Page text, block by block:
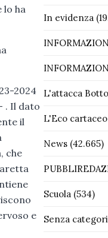
lo ha
2024
. Il dato
il
che
e
In evidenza
L'attacca
L'Eco cartaceo
News(42.665)
Scuola(534)
Senza